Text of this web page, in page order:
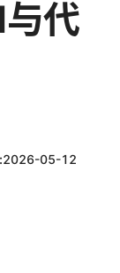
代
2026-05-12